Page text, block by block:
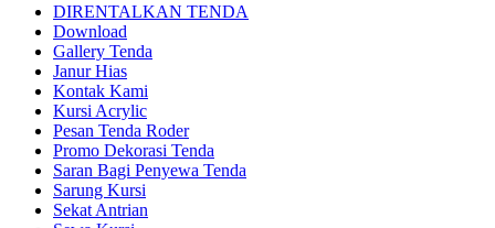
DIRENTALKAN TENDA
Download
Gallery Tenda
Janur Hias
Kontak Kami
Kursi Acrylic
Pesan Tenda Roder
Promo Dekorasi Tenda
Saran Bagi Penyewa Tenda
Sarung Kursi
Sekat Antrian